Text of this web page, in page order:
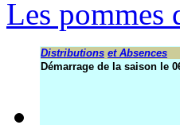
Les pommes
Distributions et Absences
Démarrage de la saison le